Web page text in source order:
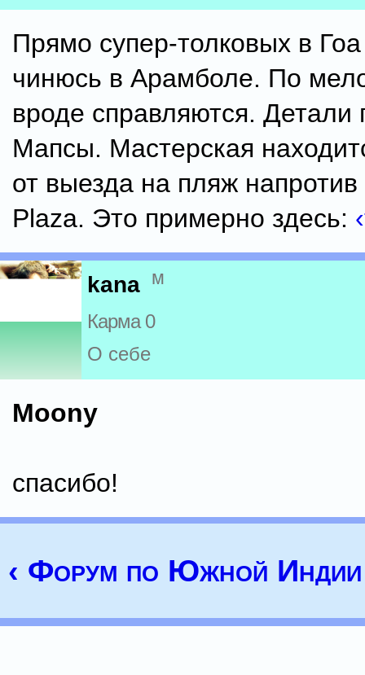
Прямо супер-толковых в
чинюсь в Арамболе. По
вроде справляются. Детали
Мапсы. Мастерская
от выезда на пляж
Plaza. Это примерно здесь:
kana м
Карма 0
О себе
Moony
спасибо!
‹ Форум по Южной